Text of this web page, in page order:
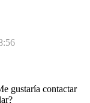
gustaría contactar